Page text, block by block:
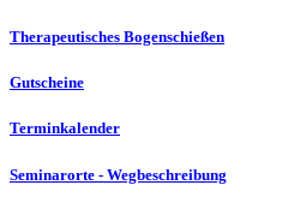
Therapeutisches Bogenschießen
Gutscheine
Terminkalender
Seminarorte - Wegbeschreibung